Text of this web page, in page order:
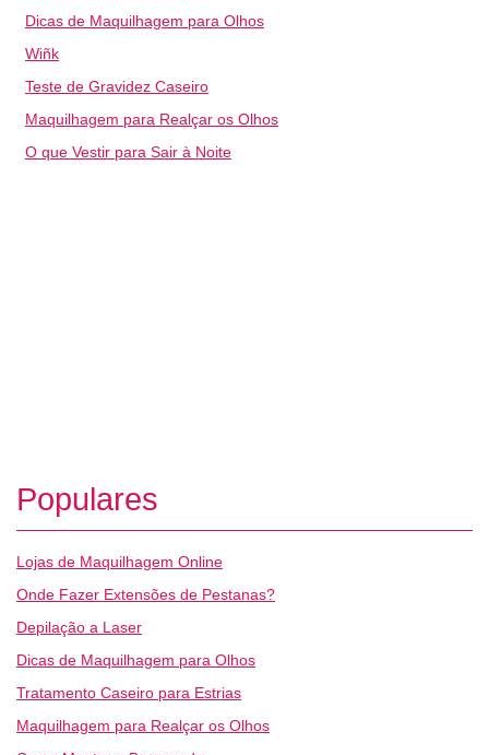
Dicas de Maquilhagem para Olhos
Wiñk
Teste de Gravidez Caseiro
Maquilhagem para Realçar os Olhos
O que Vestir para Sair à Noite
Populares
Lojas de Maquilhagem Online
Onde Fazer Extensões de Pestanas?
Depilação a Laser
Dicas de Maquilhagem para Olhos
Tratamento Caseiro para Estrias
Maquilhagem para Realçar os Olhos